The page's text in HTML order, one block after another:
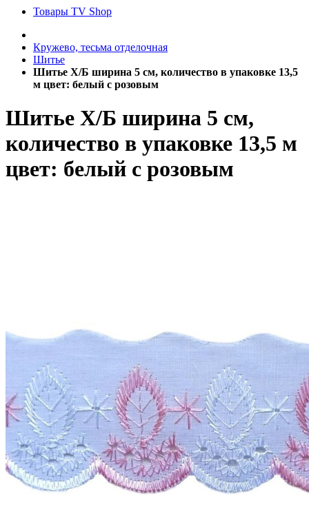
Товары TV Shop
Кружево, тесьма отделочная
Шитье
Шитье Х/Б ширина 5 см, количество в упаковке 13,5
м цвет: белый с розовым
Шитье Х/Б ширина 5 см,
количество в упаковке 13,5 м
цвет: белый с розовым